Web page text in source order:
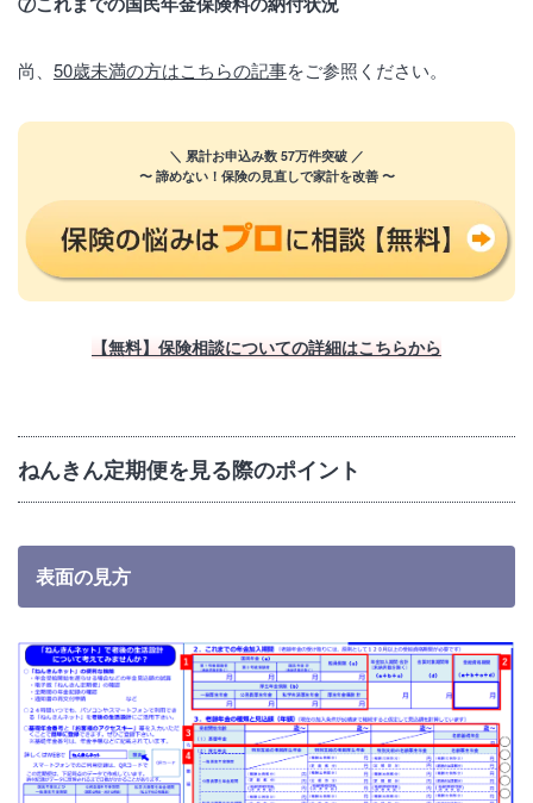
尚、 50歳未満の方はこちらの記事をご参照ください。
＼ 累計お申込み数 57万件突破 ／
〜 諦めない！保険の見直しで家計を改善 〜
【無料】保険相談についての詳細はこちらから
ねんきん定期便を見る際のポイント
表面の見方